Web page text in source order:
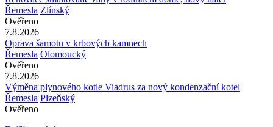
Řemesla Zlínský
Ověřeno
7.8.2026
Oprava šamotu v krbových kamnech
Řemesla Olomoucký
Ověřeno
7.8.2026
Výměna plynového kotle Viadrus za nový kondenzační kotel
Řemesla Plzeňský
Ověřeno